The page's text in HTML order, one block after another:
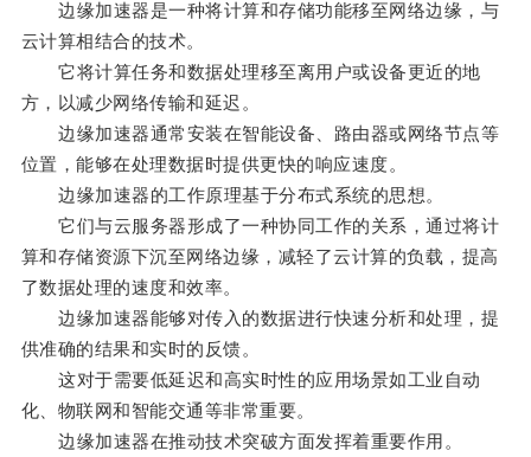
边缘加速器是一种将计算和存储功能移至网络边缘，与
云计算相结合的技术。
它将计算任务和数据处理移至离用户或设备更近的地
方，以减少网络传输和延迟。
边缘加速器通常安装在智能设备、路由器或网络节点等
位置，能够在处理数据时提供更快的响应速度。
边缘加速器的工作原理基于分布式系统的思想。
它们与云服务器形成了一种协同工作的关系，通过将计
算和存储资源下沉至网络边缘，减轻了云计算的负载，提高
了数据处理的速度和效率。
边缘加速器能够对传入的数据进行快速分析和处理，提
供准确的结果和实时的反馈。
这对于需要低延迟和高实时性的应用场景如工业自动
化、物联网和智能交通等非常重要。
边缘加速器在推动技术突破方面发挥着重要作用。